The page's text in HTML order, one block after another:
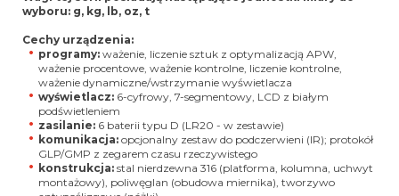
wyboru: g, kg, lb, oz, t
Cechy urządzenia:
programy: ważenie, liczenie sztuk z optymalizacją APW,
ważenie procentowe, ważenie kontrolne, liczenie kontrolne,
ważenie dynamiczne/wstrzymanie wyświetlacza
wyświetlacz: 6-cyfrowy, 7-segmentowy, LCD z białym
podświetleniem
zasilanie: 6 baterii typu D (LR20 - w zestawie)
komunikacja: opcjonalny zestaw do podczerwieni (IR); protokół
GLP/GMP z zegarem czasu rzeczywistego
konstrukcja: stal nierdzewna 316 (platforma, kolumna, uchwyt
montażowy), poliwęglan (obudowa miernika), tworzywo